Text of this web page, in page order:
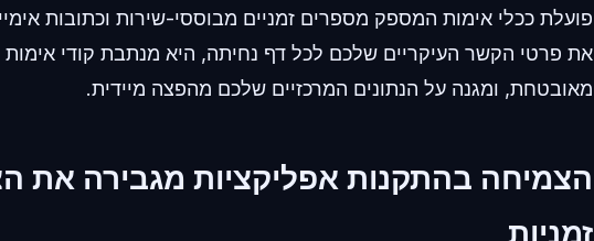
פועלת ככלי אימות המספק מספרים זמניים מבוססי-שירות וכתובות
את פרטי הקשר העיקריים שלכם לכל דף נחיתה, היא מנתבת קודי אימות
מאובטחת, ומגנה על הנתונים המרכזיים שלכם מהפצה מיידית.
הצמיחה בהתקנות אפליקציות מגבירה את
זמניות